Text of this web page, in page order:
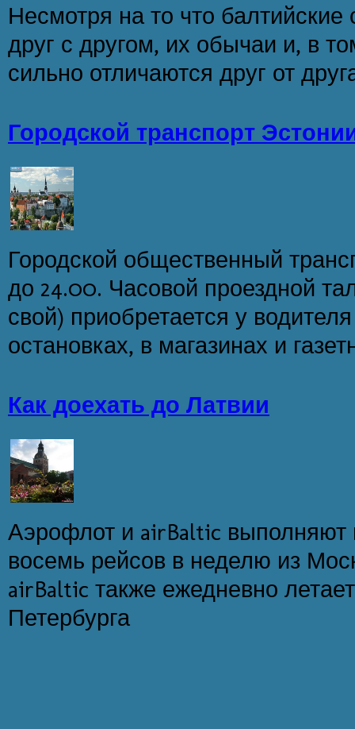
Несмотря на то что балтийские
друг с другом, их обычаи и, в
сильно отличаются друг от
Городской транспорт
Городской общественный
до 24.00. Часовой проездной
свой) приобретается у
остановках, в магазинах и
Как доехать до Латвии
Аэрофлот и airBaltic
восемь рейсов в неделю из
airBaltic также ежедневно
Петербурга